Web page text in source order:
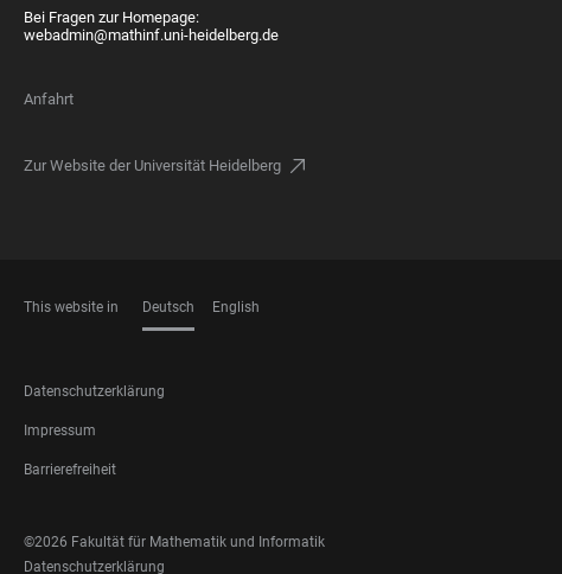
Bei Fragen zur Homepage:
webadmin@mathinf.uni-heidelberg.de
Anfahrt
Zur Website der Universität Heidelberg
This website in Deutsch English
FOOTER
LEGAL
Datenschutzerklärung
Impressum
Barrierefreiheit
SOCIAL
©2026 Fakultät für Mathematik und Informatik
FOOTER
Datenschutzerklärung